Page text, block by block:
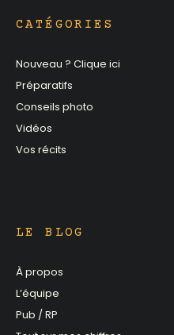
CATÉGORIES
Nouveau ? Clique ici
Préparatifs
Conseils photo
Vidéos
Vos récits
LE BLOG
À propos
L’équipe
Pub / RP